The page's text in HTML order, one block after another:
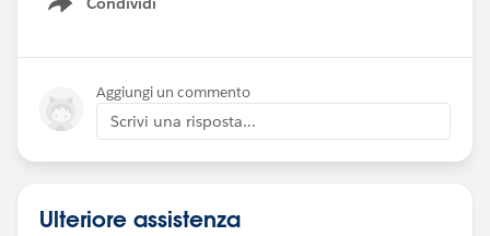
Show menu
Aggiungi un commento
Scrivi una risposta...
Ulteriore assistenza